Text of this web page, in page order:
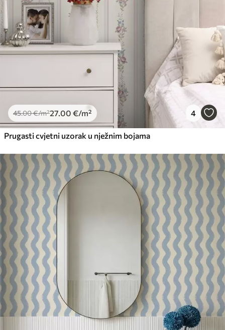
45.00€/m²27.00 €/m² 4
Prugasti cvjetni uzorak u nježnim bojama